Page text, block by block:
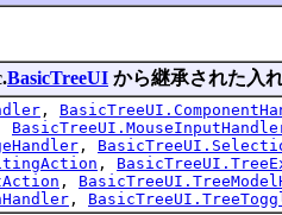
BasicTreeUI から継承された入
,
,
,
,
,